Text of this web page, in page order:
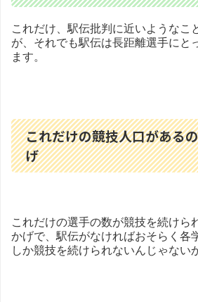
これだけ、駅伝批判に近いようなこ
が、それでも駅伝は長距離選手にと
ます。
これだけの競技人口がある
げ
これだけの選手の数が競技を続けら
かげで、駅伝がなければおそらく各
しか競技を続けられないんじゃない